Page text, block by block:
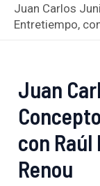
Juan Carlos
Entretiempo,
Juan
con
Renou